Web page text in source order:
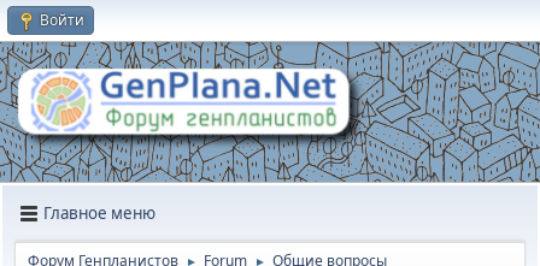
Войти
Главное меню
Форум Генпланистов ► Forum ► Общие вопросы